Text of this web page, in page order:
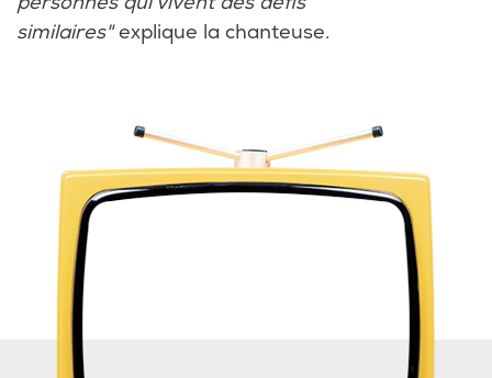
similaires"explique la chanteuse.